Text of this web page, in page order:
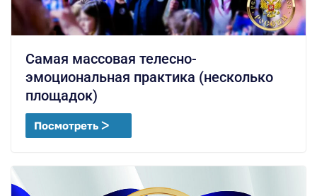
Самая массовая телесно-
эмоциональная практика (несколько
площадок)
Посмотреть ᐳ